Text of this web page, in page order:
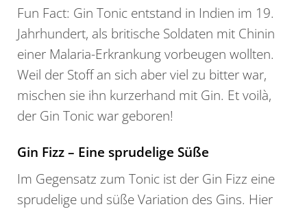
Fun Fact: Gin Tonic entstand in Indien im 19.
Jahrhundert, als britische Soldaten mit Chinin
einer Malaria-Erkrankung vorbeugen wollten.
Weil der Stoff an sich aber viel zu bitter war,
mischen sie ihn kurzerhand mit Gin. Et voilà,
der Gin Tonic war geboren!
Gin Fizz – Eine sprudelige Süße
Im Gegensatz zum Tonic ist der Gin Fizz eine
sprudelige und süße Variation des Gins. Hier